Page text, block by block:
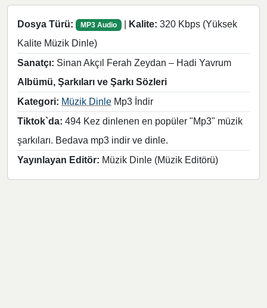
Dosya Türü: MP3 Audio | Kalite: 320 Kbps (Yüksek
Kalite Müzik Dinle)
Sanatçı: Sinan Akçıl Ferah Zeydan – Hadi Yavrum
Albümü, Şarkıları ve Şarkı Sözleri
Kategori: Müzik Dinle Mp3 İndir
Tiktok`da: 494 Kez dinlenen en popüler "Mp3" müzik
şarkıları. Bedava mp3 indir ve dinle.
Yayınlayan Editör: Müzik Dinle (Müzik Editörü)